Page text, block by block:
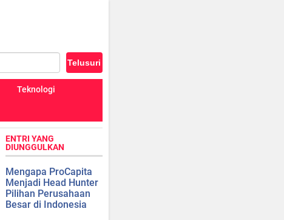
Teknologi
ENTRI YANG
DIUNGGULKAN
Mengapa ProCapita
Menjadi Head Hunter
Pilihan Perusahaan
Besar di Indonesia